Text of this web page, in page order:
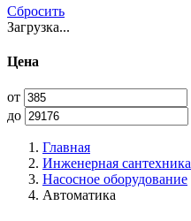
Сбросить
Загрузка...
Цена
от
до
Главная
Инженерная сантехника
Насосное оборудование
Автоматика